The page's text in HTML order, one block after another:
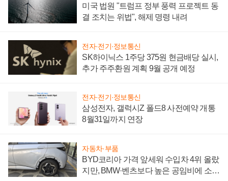
미국 법원 "트럼프 정부 풍력 프로젝트 동
결 조치는 위법", 해제 명령 내려
전자·전기·정보통신
SK하이닉스 1주당 375원 현금배당 실시,
추가 주주환원 계획 9월 공개 예정
전자·전기·정보통신
삼성전자, 갤럭시Z 폴드8 사전예약 개통
8월31일까지 연장
자동차·부품
BYD코리아 가격 앞세워 수입차 4위 올랐
지만, BMW·벤츠보다 높은 공임비에 소비